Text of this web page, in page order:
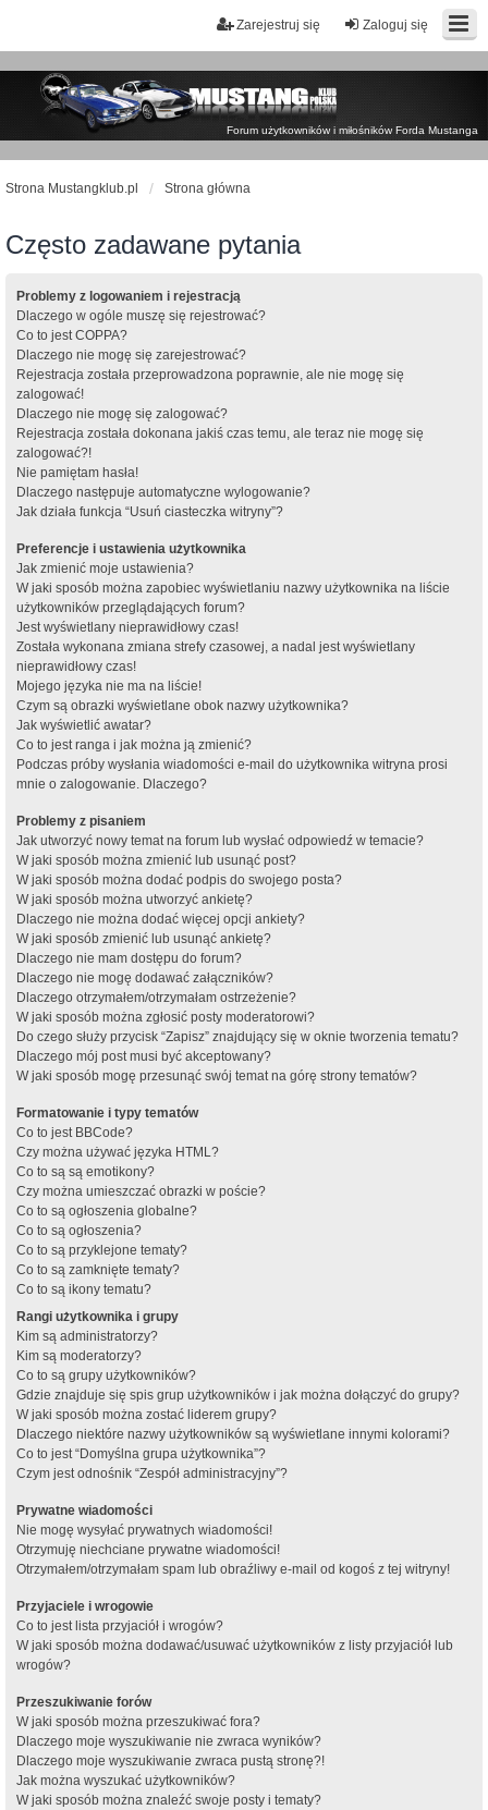
Zaloguj się
Zarejestruj się
Forum użytkowników i miłośników Forda Mustanga
Strona Mustangklub.pl Strona główna
Często zadawane pytania
Problemy z logowaniem i rejestracją
Dlaczego w ogóle muszę się rejestrować?
Co to jest COPPA?
Dlaczego nie mogę się zarejestrować?
Rejestracja została przeprowadzona poprawnie, ale nie mogę się
zalogować!
Dlaczego nie mogę się zalogować?
Rejestracja została dokonana jakiś czas temu, ale teraz nie mogę się
zalogować?!
Nie pamiętam hasła!
Dlaczego następuje automatyczne wylogowanie?
Jak działa funkcja “Usuń ciasteczka witryny”?
Preferencje i ustawienia użytkownika
Jak zmienić moje ustawienia?
W jaki sposób można zapobiec wyświetlaniu nazwy użytkownika na liście
użytkowników przeglądających forum?
Jest wyświetlany nieprawidłowy czas!
Została wykonana zmiana strefy czasowej, a nadal jest wyświetlany
nieprawidłowy czas!
Mojego języka nie ma na liście!
Czym są obrazki wyświetlane obok nazwy użytkownika?
Jak wyświetlić awatar?
Co to jest ranga i jak można ją zmienić?
Podczas próby wysłania wiadomości e-mail do użytkownika witryna prosi
mnie o zalogowanie. Dlaczego?
Problemy z pisaniem
Jak utworzyć nowy temat na forum lub wysłać odpowiedź w temacie?
W jaki sposób można zmienić lub usunąć post?
W jaki sposób można dodać podpis do swojego posta?
W jaki sposób można utworzyć ankietę?
Dlaczego nie można dodać więcej opcji ankiety?
W jaki sposób zmienić lub usunąć ankietę?
Dlaczego nie mam dostępu do forum?
Dlaczego nie mogę dodawać załączników?
Dlaczego otrzymałem/otrzymałam ostrzeżenie?
W jaki sposób można zgłosić posty moderatorowi?
Do czego służy przycisk “Zapisz” znajdujący się w oknie tworzenia tematu?
Dlaczego mój post musi być akceptowany?
W jaki sposób mogę przesunąć swój temat na górę strony tematów?
Formatowanie i typy tematów
Co to jest BBCode?
Czy można używać języka HTML?
Co to są są emotikony?
Czy można umieszczać obrazki w poście?
Co to są ogłoszenia globalne?
Co to są ogłoszenia?
Co to są przyklejone tematy?
Co to są zamknięte tematy?
Co to są ikony tematu?
Rangi użytkownika i grupy
Kim są administratorzy?
Kim są moderatorzy?
Co to są grupy użytkowników?
Gdzie znajduje się spis grup użytkowników i jak można dołączyć do grupy?
W jaki sposób można zostać liderem grupy?
Dlaczego niektóre nazwy użytkowników są wyświetlane innymi kolorami?
Co to jest “Domyślna grupa użytkownika”?
Czym jest odnośnik “Zespół administracyjny”?
Prywatne wiadomości
Nie mogę wysyłać prywatnych wiadomości!
Otrzymuję niechciane prywatne wiadomości!
Otrzymałem/otrzymałam spam lub obraźliwy e-mail od kogoś z tej witryny!
Przyjaciele i wrogowie
Co to jest lista przyjaciół i wrogów?
W jaki sposób można dodawać/usuwać użytkowników z listy przyjaciół lub
wrogów?
Przeszukiwanie forów
W jaki sposób można przeszukiwać fora?
Dlaczego moje wyszukiwanie nie zwraca wyników?
Dlaczego moje wyszukiwanie zwraca pustą stronę?!
Jak można wyszukać użytkowników?
W jaki sposób można znaleźć swoje posty i tematy?